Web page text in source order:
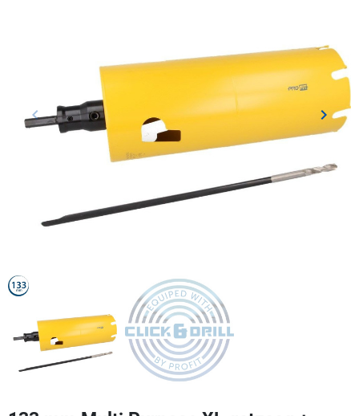
Vorige
keyboard_arrow_left keyboard_arrow_right